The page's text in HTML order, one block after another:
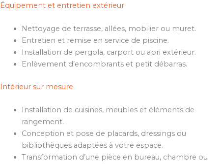
Équipement et entretien extérieur
Nettoyage de terrasse, allées, mobilier ou muret.
Entretien et remise en service de piscine.
Installation de pergola, carport ou abri extérieur.
Enlèvement d’encombrants et petit débarras.
Intérieur sur mesure
Installation de cuisines, meubles et éléments de
rangement.
Conception et pose de placards, dressings ou
bibliothèques adaptées à votre espace.
Transformation d’une pièce en bureau, chambre ou